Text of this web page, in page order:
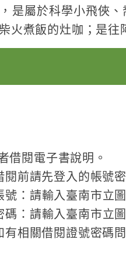
是屬於科學小飛俠
火煮飯的灶咖；是
借閱電子書說明。
閱前請先登入的帳號
：請輸入臺南市立
：請輸入臺南市立
有相關借閱證號密碼